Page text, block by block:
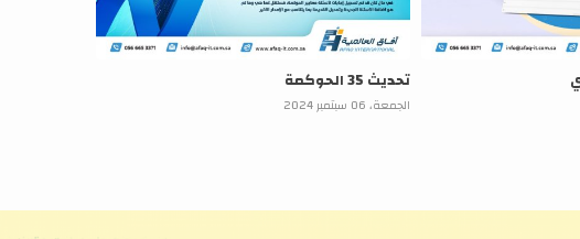
تحديث 35 الحوكمة
الجمعة، 06 سبتمبر 2024